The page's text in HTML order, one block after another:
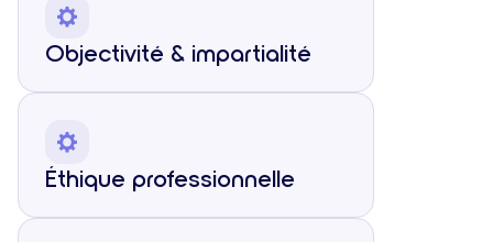
Objectivité & impartialité
Éthique professionnelle